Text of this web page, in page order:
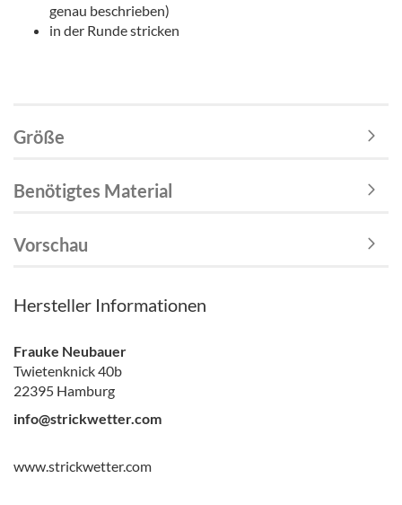
genau beschrieben)
in der Runde stricken
Größe
Benötigtes Material
Vorschau
Hersteller Informationen
Frauke Neubauer
Twietenknick 40b
22395 Hamburg
info@strickwetter.com
www.strickwetter.com